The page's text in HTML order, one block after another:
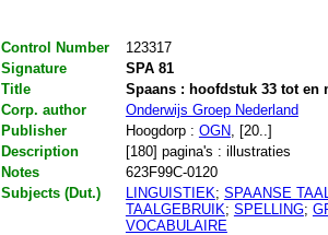
Control Number
123317
Signature
SPA 81
Title
Spaans : hoofdstuk 33 tot en
Corp. author
Onderwijs Groep Nederland
Publisher
Hoogdorp : OGN, [20..]
Description
[180] pagina's : illustraties
Notes
623F99C-0120
Subjects (Dut.)
LINGUISTIEK; SPAANSE
TAALGEBRUIK; SPELLING;
VOCABULAIRE